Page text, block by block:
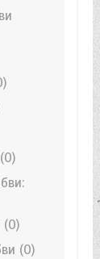
(0)
(0)
(0)